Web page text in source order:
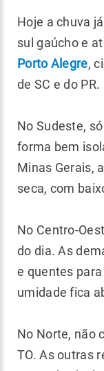
Hoje a chuva
sul gaúcho e
Porto Alegre,
de SC e do PR.
No Sudeste,
forma bem
Minas Gerais,
seca, com
No Centro-
do dia. As
e quentes
umidade fica
No Norte, não
TO. As outras